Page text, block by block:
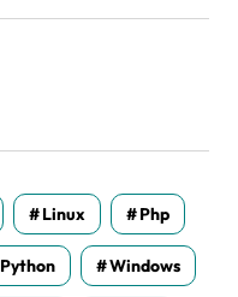
Linux Php
Python Windows